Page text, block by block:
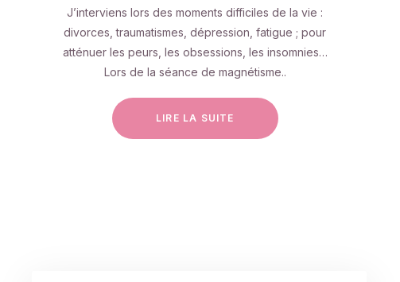
J’interviens lors des moments difficiles de la vie :
divorces, traumatismes, dépression, fatigue ; pour
atténuer les peurs, les obsessions, les insomnies…
Lors de la séance de magnétisme..
LIRE LA SUITE